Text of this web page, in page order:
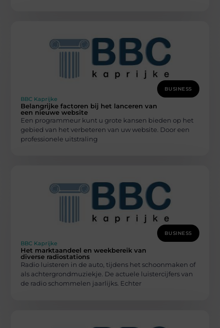
BUSINESS
BBC Kaprijke
Belangrijke factoren bij het lanceren van
een nieuwe website
Een programmeur kunt u grote kansen bieden op het
gebied van het verbeteren van uw website. Door een
professionele uitstraling
BUSINESS
BBC Kaprijke
Het marktaandeel en weekbereik van
diverse radiostations
Radio luisteren in de auto, tijdens het schoonmaken of
als achtergrondmuziekje. De actuele luistercijfers van
de radio schommelen jaarlijks. Echter